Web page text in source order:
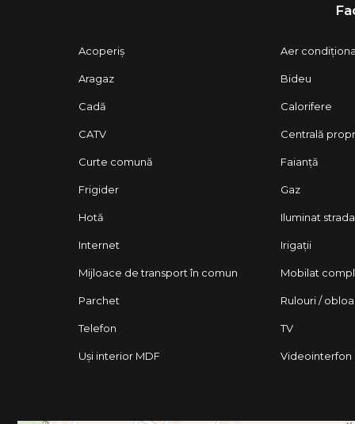
Acoperiș Aer
Aragaz Bideu
Cadă Calorifere
CATV Centrală
Curte comună Faianță
Frigider Gaz
Hotă Iluminat
Internet Irigații
Mijloace de transport în comun Mobilat
Parchet Rulouri /
Telefon TV
Uși interior MDF Videointerfon